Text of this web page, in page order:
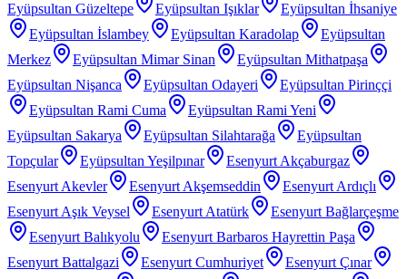
Eyüpsultan Güzeltepe
Eyüpsultan Işıklar
Eyüpsultan İhsaniye
Eyüpsultan İslambey
Eyüpsultan Karadolap
Eyüpsultan
Merkez
Eyüpsultan Mimar Sinan
Eyüpsultan Mithatpaşa
Eyüpsultan Nişanca
Eyüpsultan Odayeri
Eyüpsultan Pirinççi
Eyüpsultan Rami Cuma
Eyüpsultan Rami Yeni
Eyüpsultan Sakarya
Eyüpsultan Silahtarağa
Eyüpsultan
Topçular
Eyüpsultan Yeşilpınar
Esenyurt Akçaburgaz
Esenyurt Akevler
Esenyurt Akşemseddin
Esenyurt Ardıçlı
Esenyurt Aşık Veysel
Esenyurt Atatürk
Esenyurt Bağlarçeşme
Esenyurt Balıkyolu
Esenyurt Barbaros Hayrettin Paşa
Esenyurt Battalgazi
Esenyurt Cumhuriyet
Esenyurt Çınar